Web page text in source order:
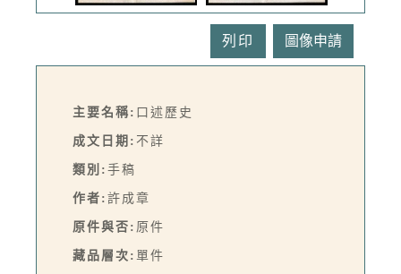
列印
主要名稱: 口述歷史
成文日期: 不詳
類別: 手稿
作者: 許成章
原件與否: 原件
藏品層次: 單件